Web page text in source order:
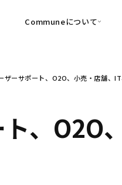
Communeについて
可視化
信頼を醸成する信頼起点経営基盤
ザーサポート、O2O、小売・店舗、
、O2O